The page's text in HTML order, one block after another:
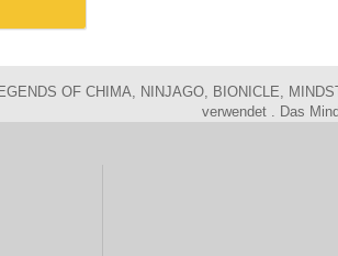
OF CHIMA, NINJAGO, BIONICLE,
verwendet . Das